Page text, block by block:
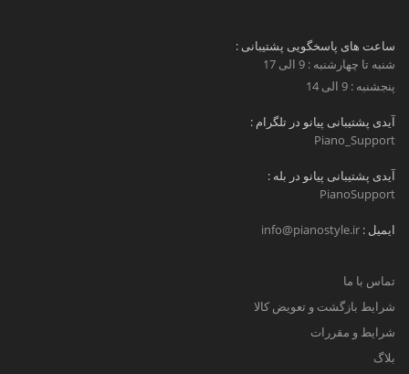
ساعت های پاسخگویی پشتیبانی :
شنبه تا چهارشنبه : 9 الی 17
پنجشنبه : 9 الی 14
آیدی پشتیبانی پیانو در تلگرام :
Piano_Support
آیدی پشتیبانی پیانو در بله :
PianoSupport
ایمیل : info@pianostyle.ir
تماس با ما
شرایط بازگشت و تعویض کالا
شرایط و مقررات
بلاگ